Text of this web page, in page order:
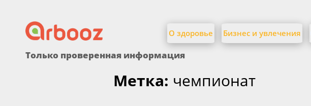
to
content
О здоровье Бизнес и увлечения
Только проверенная информация
Метка: чемпионат